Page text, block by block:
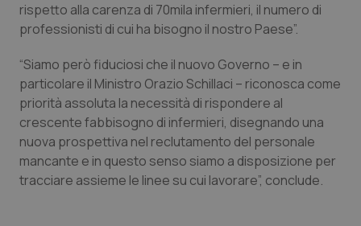
Liguria
Marche
Molise
Piemonte
Disturbi dell’umore
Donna & Salute
Epatiti
HIV
rispetto alla carenza di 70mila infermieri, il numero di
professionisti di cui ha bisogno il nostro Paese”.
“Siamo però fiduciosi che il nuovo Governo – e in
particolare il Ministro Orazio Schillaci – riconosca come
priorità assoluta la necessità di rispondere al
crescente fabbisogno di infermieri, disegnando una
nuova prospettiva nel reclutamento del personale
mancante e in questo senso siamo a disposizione per
tracciare assieme le linee su cui lavorare”, conclude.